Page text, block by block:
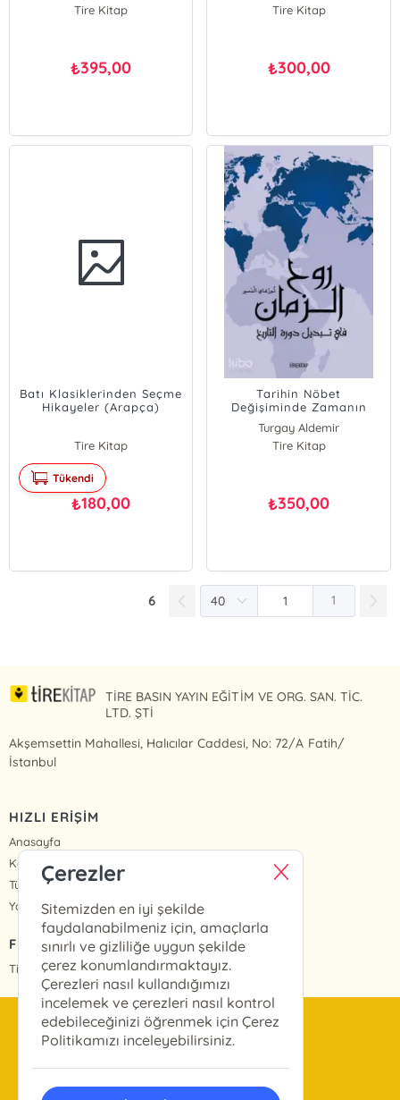
Tire Kitap
₺395,00
Tire Kitap
₺300,00
Batı Klasiklerinden Seçme
Hikayeler (Arapça)
Tire Kitap
Tükendi
₺180,00
Tarihin Nöbet
Değişiminde Zamanın
Ruhu (Arapça)
Turgay Aldemir
Tire Kitap
₺350,00
6 1
TİRE BASIN YAYIN EĞİTİM VE ORG. SAN. TİC.
LTD. ŞTİ
Akşemsettin Mahallesi, Halıcılar Caddesi, No: 72/A Fatih/
İstanbul
HIZLI ERİŞİM
Anasayfa
Kategoriler
Tüm Kitaplar
Yazarlar
FİYAT LİSTESİ
Tire Kitap Fiyat Listesi
bilgi@tirekitap.com.tr
0(212) 533 13 13
Çerezler
Sitemizden en iyi şekilde
faydalanabilmeniz için, amaçlarla
sınırlı ve gizliliğe uygun şekilde
çerez konumlandırmaktayız.
Çerezleri nasıl kullandığımızı
incelemek ve çerezleri nasıl kontrol
edebileceğinizi öğrenmek için Çerez
Politikamızı inceleyebilirsiniz.